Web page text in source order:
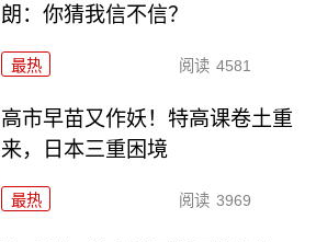
朗：你猜我信不信？
最热 阅读 4581
高市早苗又作妖！特高课卷土重
来，日本三重困境
最热 阅读 3969